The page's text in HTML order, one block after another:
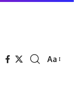
Font
Aa